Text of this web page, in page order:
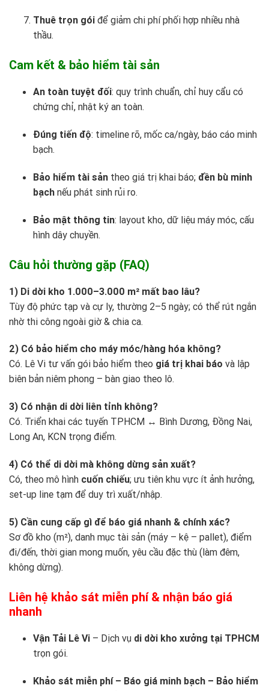
Thuê trọn gói để giảm chi phí phối hợp nhiều nhà
thầu.
Cam kết & bảo hiểm tài sản
An toàn tuyệt đối: quy trình chuẩn, chỉ huy cẩu có
chứng chỉ, nhật ký an toàn.
Đúng tiến độ: timeline rõ, mốc ca/ngày, báo cáo minh
bạch.
Bảo hiểm tài sản theo giá trị khai báo; đền bù minh
bạch nếu phát sinh rủi ro.
Bảo mật thông tin: layout kho, dữ liệu máy móc, cấu
hình dây chuyền.
Câu hỏi thường gặp (FAQ)
1) Di dời kho 1.000–3.000 m² mất bao lâu?
Tùy độ phức tạp và cự ly, thường 2–5 ngày; có thể rút ngắn
nhờ thi công ngoài giờ & chia ca.
2) Có bảo hiểm cho máy móc/hàng hóa không?
Có. Lê Vi tư vấn gói bảo hiểm theo giá trị khai báo và lập
biên bản niêm phong – bàn giao theo lô.
3) Có nhận di dời liên tỉnh không?
Có. Triển khai các tuyến TPHCM ↔ Bình Dương, Đồng Nai,
Long An, KCN trọng điểm.
4) Có thể di dời mà không dừng sản xuất?
Có, theo mô hình cuốn chiếu; ưu tiên khu vực ít ảnh hưởng,
set-up line tạm để duy trì xuất/nhập.
5) Cần cung cấp gì để báo giá nhanh & chính xác?
Sơ đồ kho (m²), danh mục tài sản (máy – kệ – pallet), điểm
đi/đến, thời gian mong muốn, yêu cầu đặc thù (làm đêm,
không dừng).
Liên hệ khảo sát miễn phí & nhận báo giá
nhanh
Vận Tải Lê Vi – Dịch vụ di dời kho xưởng tại TPHCM
trọn gói.
Khảo sát miễn phí – Báo giá minh bạch – Bảo hiểm